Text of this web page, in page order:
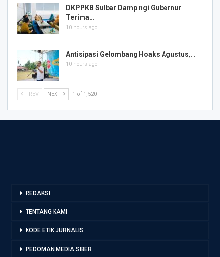
DKPPKB Sulbar Dampingi Gubernur
Terima…
10 hours ago
Antisipasi Gelombang Hoaks Agustus,…
10 hours ago
PREV NEXT 1 of 1,520
REDAKSI
TENTANG KAMI
KODE ETIK JURNALIS
PEDOMAN MEDIA SIBER